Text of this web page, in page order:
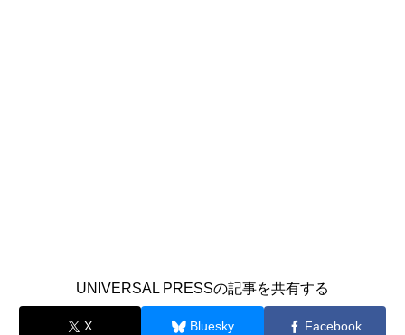
UNIVERSAL PRESSの記事を共有する
X Bluesky Facebook